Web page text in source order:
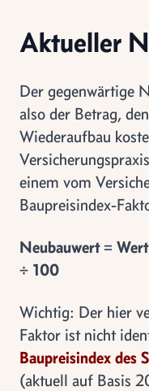
Aktueller
Der gegenwärtige
also der Betrag,
Wiederaufbau
einem vom
Baupreisindex-
Neubauwert =
÷ 100
Wichtig: Der hier
Faktor ist nicht
Baupreisindex des
(aktuell auf Basis